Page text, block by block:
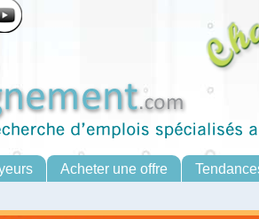
Acheter une offre